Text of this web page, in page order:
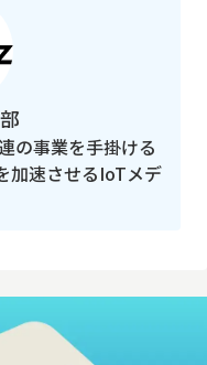
の事業を手掛ける
加速させるIoTメデ